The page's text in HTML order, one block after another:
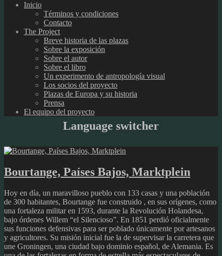
Inicio
Términos y condiciones
Contacto
The Project
Breve historia de las plazas
Sobre la exposición
Sobre el autor
Sobre el libro
Un experimento de antropología visual
Los socios del proyecto
Plazas de Europa y su historia
Prensa
El equipo del proyecto
Language switcher
Bourtange, Países Bajos, Marktplein
Hoy en día, un maravilloso pueblo con 133 casas y una población
de 300 habitantes, Bourtange fue construido , en sus orígenes, como
una fortaleza militar en 1593, durante la Revolución Holandesa,
bajo órdenes Willem “el Silencioso”. En 1851 perdió oficialmente
sus funciones defensivas para ser poblado únicamente por artesanos
y agricultores. Su misión inicial fue la de supervisar la carretera que
une Groningen, una ciudad bajo dominio español, de Alemania. Es